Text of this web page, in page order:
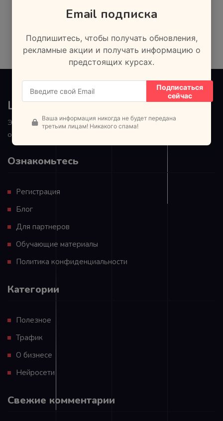
Land Lead
Этому не обучают в школах и институтах. Наш подход к
обучению основан на практической направленности.
Ознакомьтесь
Регистрация
Блог
Для партнеров
Обучающие материалы
Политика конфиденциальности
Категории
Полезное
Трафик
О бизнесе
Нейросети
Свежие комментарии
Email подписка
Подпишитесь, чтобы получать обновления,
рекламные акции и получать информацию о
предстоящих курсах.
Подписаться
сейчас
Ваша информация никогда не будет передана
третьим лицам! Никакого спама!